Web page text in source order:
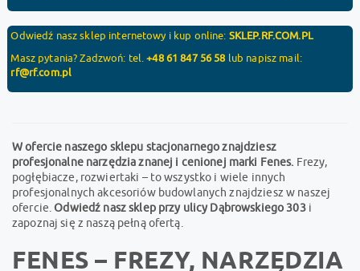
Odwiedź nasz sklep internetowy i kup online: SKLEP.RF.COM.PL
Masz pytania? Zadzwoń: tel.+48 61 847 56 58 lub napisz mail:
rf@rf.com.pl
W ofercie naszego sklepu stacjonarnego znajdziesz
profesjonalne narzędzia znanej i cenionej marki Fenes. Frezy,
pogłębiacze, rozwiertaki – to wszystko i wiele innych
profesjonalnych akcesoriów budowlanych znajdziesz w naszej
ofercie.Odwiedź nasz sklep przy ulicy Dąbrowskiego 303i
zapoznaj się z naszą pełną ofertą.
FENES – FREZY, NARZĘDZIA